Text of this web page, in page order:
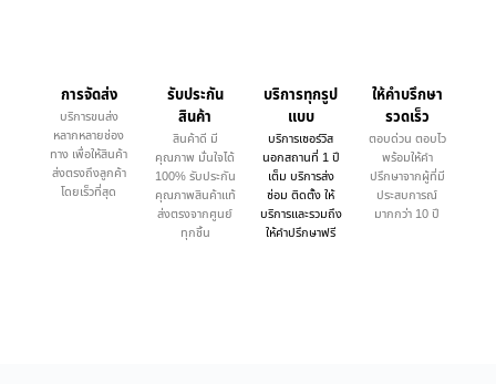
การจัดส่ง
บริการขนส่ง
หลากหลายช่อง
ทาง เพื่อให้สินค้า
ส่งตรงถึงลูกค้า
โดยเร็วที่สุด
รับประกัน
สินค้า
สินค้าดี มี
คุณภาพ มั่นใจได้
100% รับประกัน
คุณภาพสินค้าแท้
ส่งตรงจากศูนย์
ทุกชิ้น
บริการทุกรูป
แบบ
บริการเซอร์วิส
นอกสถานที่ 1 ปี
เต็ม บริการส่ง
ซ่อม ติดตั้ง ให้
บริการและรวมถึง
ให้คำปรึกษาฟรี
ให้คำบรึกษา
รวดเร็ว
ตอบด่วน ตอบไว
พร้อมให้คำ
ปรึกษาจากผู้ที่มี
ประสบการณ์
มากกว่า 10 ปี